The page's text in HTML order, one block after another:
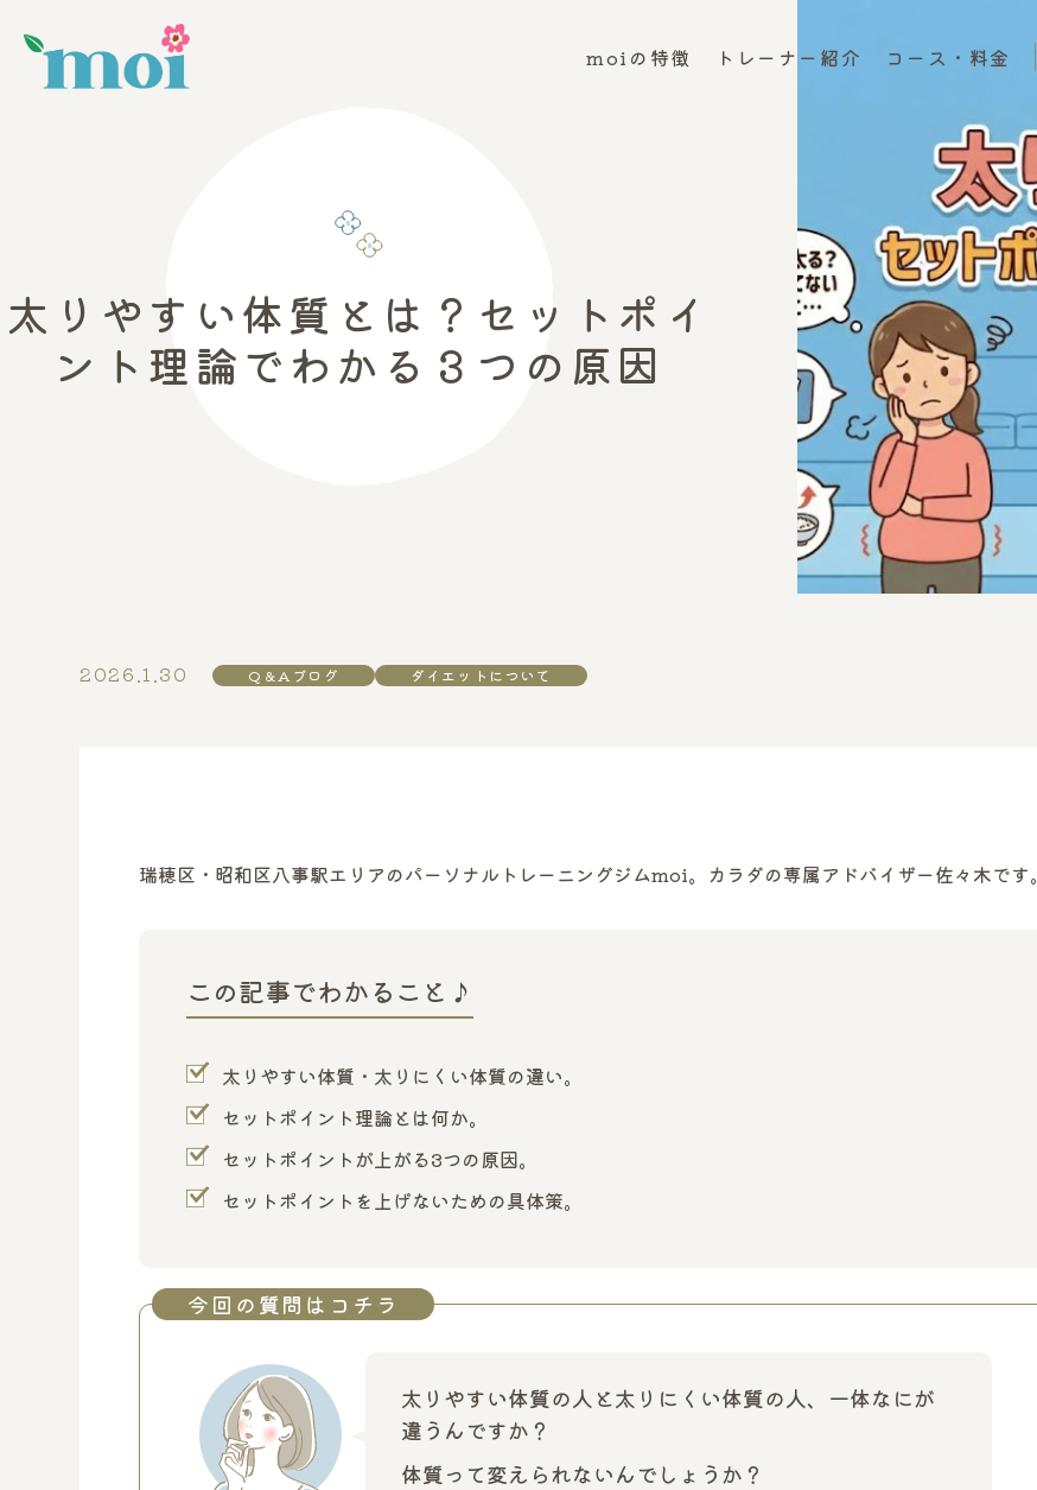
moiの特徴 トレーナー紹介 コース・料金
太りやすい体質とは？セットポイ
ント理論でわかる３つの原因
2026.1.30 Q＆Aブログ ダイエットについて
瑞穂区・昭和区八事駅エリアのパーソナルトレーニングジムmoi。カラダの専属アドバイザー佐々木です。
この記事でわかること♪
太りやすい体質・太りにくい体質の違い。
セットポイント理論とは何か。
セットポイントが上がる3つの原因。
セットポイントを上げないための具体策。
太りやすい体質の人と太りにくい体質の人、一体なにが
違うんですか？
体質って変えられないんでしょうか？
今回の質問はコチラ